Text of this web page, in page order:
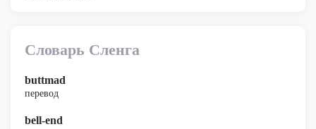
Словарь Сленга
buttmad
перевод
bell-end